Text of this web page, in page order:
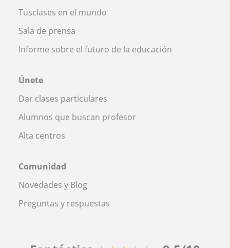
Tusclases en el mundo
Sala de prensa
Informe sobre el futuro de la educación
Únete
Dar clases particulares
Alumnos que buscan profesor
Alta centros
Comunidad
Novedades y Blog
Preguntas y respuestas